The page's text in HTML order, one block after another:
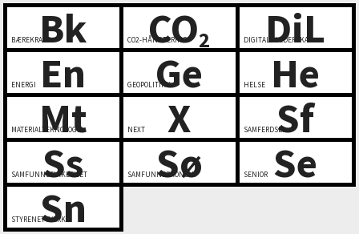
Bk
BÆREKRAFT CO2
CO2-HÅNDTERING DiL
DIGITALT LEDERSKAP
En
ENERGI Ge
GEOPOLITIKK He
HELSE
Mt
MATERIALTEKNOLOGI X
NEXT Sf
SAMFERDSEL
Ss
SAMFUNNSSIKKERHET Sø
SAMFUNNSØKONOMI Se
SENIOR
Sn
STYRENETTVERK